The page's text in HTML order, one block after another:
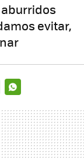
evitar,